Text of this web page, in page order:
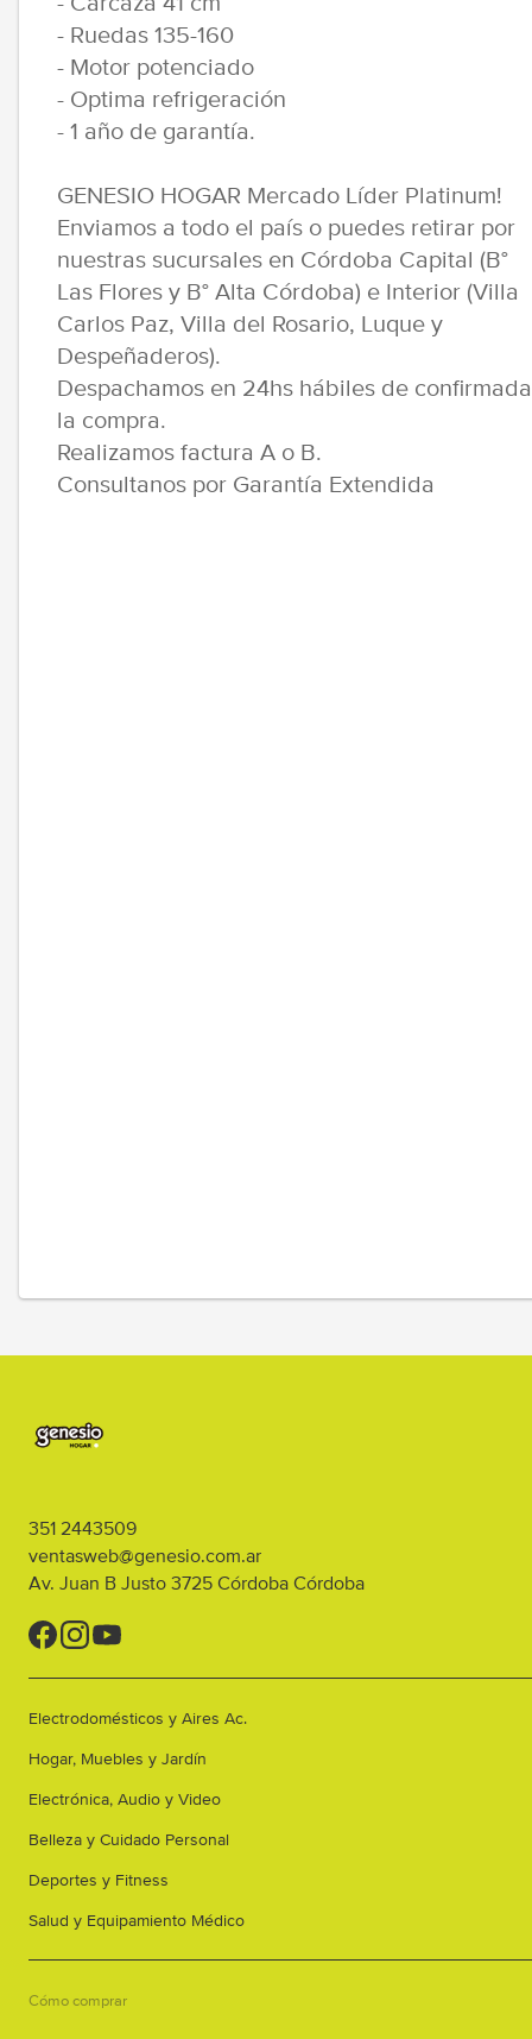
- Ruedas 135-160
- Motor potenciado
- Optima refrigeración
- 1 año de garantía.
GENESIO HOGAR Mercado Líder Platinum!
Enviamos a todo el país o puedes retirar por
nuestras sucursales en Córdoba Capital (B°
Las Flores y B° Alta Córdoba) e Interior (Villa
Carlos Paz, Villa del Rosario, Luque y
Despeñaderos).
Despachamos en 24hs hábiles de confirmada
la compra.
Realizamos factura A o B.
Consultanos por Garantía Extendida
351 2443509
ventasweb@genesio.com.ar
Av. Juan B Justo 3725CórdobaCórdoba
Electrodomésticos y Aires Ac.
Hogar, Muebles y Jardín
Electrónica, Audio y Video
Belleza y Cuidado Personal
Deportes y Fitness
Salud y Equipamiento Médico
Cómo comprar